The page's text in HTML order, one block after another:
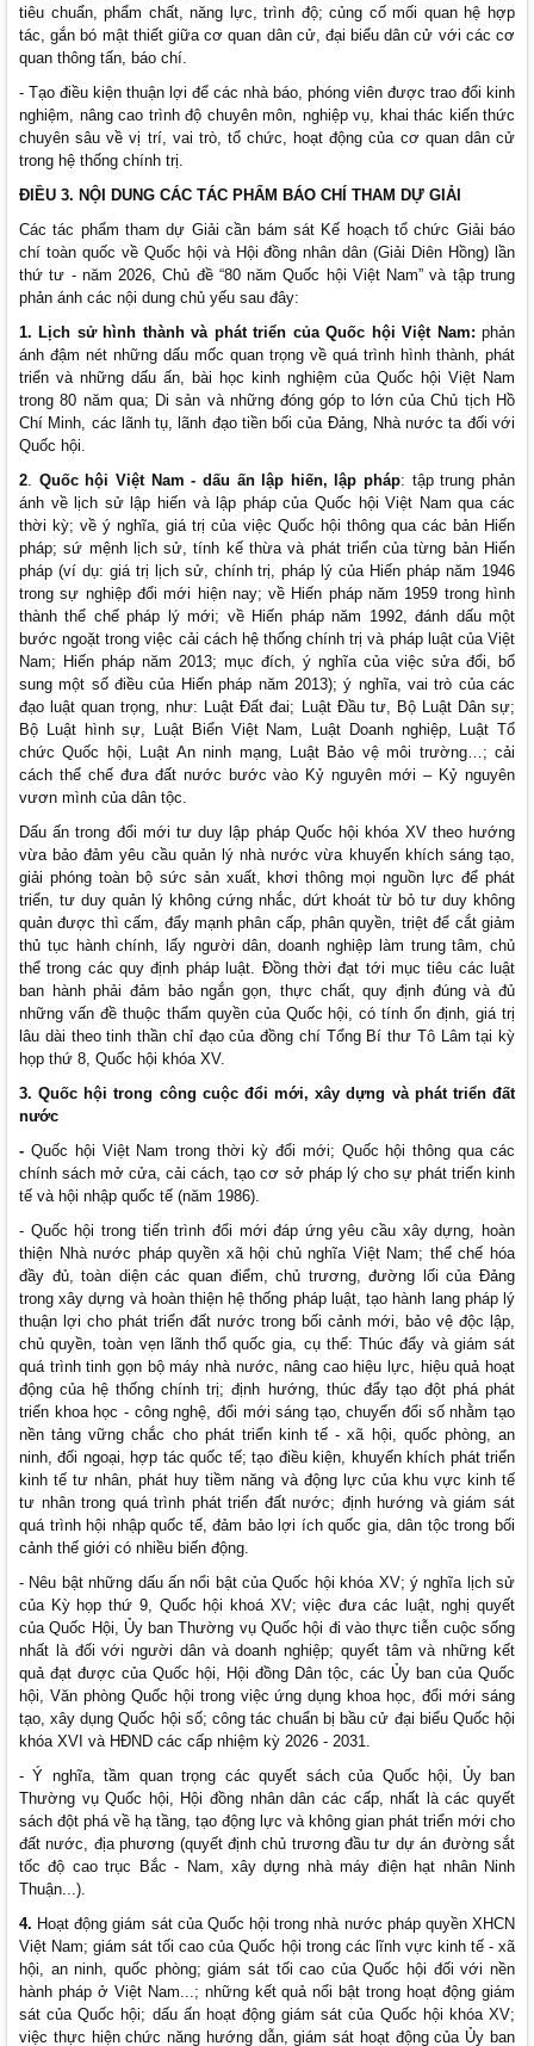
tiêu chuẩn, phẩm chất, năng lực, trình độ; củng cố mối quan hệ hợp
tác, gắn bó mật thiết giữa cơ quan dân cử, đại biểu dân cử với các cơ
quan thông tấn, báo chí.
- Tạo điều kiện thuận lợi để các nhà báo, phóng viên được trao đổi kinh
nghiệm, nâng cao trình độ chuyên môn, nghiệp vụ, khai thác kiến thức
chuyên sâu về vị trí, vai trò, tổ chức, hoạt động của cơ quan dân cử
trong hệ thống chính trị.
ĐIỀU 3. NỘI DUNG CÁC TÁC PHẨM BÁO CHÍ THAM DỰ GIẢI
Các tác phẩm tham dự Giải cần bám sát Kế hoạch tổ chức Giải báo
chí toàn quốc về Quốc hội và Hội đồng nhân dân (Giải Diên Hồng) lần
thứ tư - năm 2026, Chủ đề “80 năm Quốc hội Việt Nam” và tập trung
phản ánh các nội dung chủ yếu sau đây:
1. Lịch sử hình thành và phát triển của Quốc hội Việt Nam:phản
ánh đậm nét những dấu mốc quan trọng về quá trình hình thành, phát
triển và những dấu ấn, bài học kinh nghiệm của Quốc hội Việt Nam
trong 80 năm qua; Di sản và những đóng góp to lớn của Chủ tịch Hồ
Chí Minh, các lãnh tụ, lãnh đạo tiền bối của Đảng, Nhà nước ta đối với
Quốc hội.
2
Quốc hội Việt Nam - dấu ấn lập hiến, lập pháp: tập trung phản
ánh về lịch sử lập hiến và lập pháp của Quốc hội Việt Nam qua các
thời kỳ; về ý nghĩa, giá trị của việc Quốc hội thông qua các bản Hiến
pháp; sứ mệnh lịch sử, tính kế thừa và phát triển của từng bản Hiến
pháp (ví dụ: giá trị lịch sử, chính trị, pháp lý của Hiến pháp năm 1946
trong sự nghiệp đổi mới hiện nay; về Hiến pháp năm 1959 trong hình
thành thể chế pháp lý mới; về Hiến pháp năm 1992, đánh dấu một
bước ngoặt trong việc cải cách hệ thống chính trị và pháp luật của Việt
Nam; Hiến pháp năm 2013; mục đích, ý nghĩa của việc sửa đổi, bổ
sung một số điều của Hiến pháp năm 2013); ý nghĩa, vai trò của các
đạo luật quan trọng, như: Luật Đất đai; Luật Đầu tư, Bộ Luật Dân sự;
Bộ Luật hình sự, Luật Biển Việt Nam, Luật Doanh nghiệp, Luật Tổ
chức Quốc hội, Luật An ninh mạng, Luật Bảo vệ môi trường…; cải
cách thể chế đưa đất nước bước vào Kỷ nguyên mới – Kỷ nguyên
vươn mình của dân tộc.
Dấu ấn trong đổi mới tư duy lập pháp Quốc hội khóa XV theo hướng
vừa bảo đảm yêu cầu quản lý nhà nước vừa khuyến khích sáng tạo,
giải phóng toàn bộ sức sản xuất, khơi thông mọi nguồn lực để phát
triển, tư duy quản lý không cứng nhắc, dứt khoát từ bỏ tư duy không
quản được thì cấm, đẩy mạnh phân cấp, phân quyền, triệt để cắt giảm
thủ tục hành chính, lấy người dân, doanh nghiệp làm trung tâm, chủ
thể trong các quy định pháp luật. Đồng thời đạt tới mục tiêu các luật
ban hành phải đảm bảo ngắn gọn, thực chất, quy định đúng và đủ
những vấn đề thuộc thẩm quyền của Quốc hội, có tính ổn định, giá trị
lâu dài theo tinh thần chỉ đạo của đồng chí Tổng Bí thư Tô Lâm tại kỳ
họp thứ 8, Quốc hội khóa XV.
3. Quốc hội trong công cuộc đổi mới, xây dựng và phát triển đất
nước
- Quốc hội Việt Nam trong thời kỳ đổi mới; Quốc hội thông qua các
chính sách mở cửa, cải cách, tạo cơ sở pháp lý cho sự phát triển kinh
tế và hội nhập quốc tế (năm 1986).
- Quốc hội trong tiến trình đổi mới đáp ứng yêu cầu xây dựng, hoàn
thiện Nhà nước pháp quyền xã hội chủ nghĩa Việt Nam; thể chế hóa
đầy đủ, toàn diện các quan điểm, chủ trương, đường lối của Đảng
trong xây dựng và hoàn thiện hệ thống pháp luật, tạo hành lang pháp lý
thuận lợi cho phát triển đất nước trong bối cảnh mới, bảo vệ độc lập,
chủ quyền, toàn vẹn lãnh thổ quốc gia, cụ thể: Thúc đẩy và giám sát
quá trình tinh gọn bộ máy nhà nước, nâng cao hiệu lực, hiệu quả hoạt
động của hệ thống chính trị; định hướng, thúc đẩy tạo đột phá phát
triển khoa học - công nghệ, đổi mới sáng tạo, chuyển đổi số nhằm tạo
nền tảng vững chắc cho phát triển kinh tế - xã hội, quốc phòng, an
ninh, đối ngoại, hợp tác quốc tế; tạo điều kiện, khuyến khích phát triển
kinh tế tư nhân, phát huy tiềm năng và động lực của khu vực kinh tế
tư nhân trong quá trình phát triển đất nước; định hướng và giám sát
quá trình hội nhập quốc tế, đảm bảo lợi ích quốc gia, dân tộc trong bối
cảnh thế giới có nhiều biến động.
- Nêu bật những dấu ấn nổi bật của Quốc hội khóa XV; ý nghĩa lịch sử
của Kỳ họp thứ 9, Quốc hội khoá XV; việc đưa các luật, nghị quyết
của Quốc Hội, Ủy ban Thường vụ Quốc hội đi vào thực tiễn cuộc sống
nhất là đối với người dân và doanh nghiệp; quyết tâm và những kết
quả đạt được của Quốc hội, Hội đồng Dân tộc, các Ủy ban của Quốc
hội, Văn phòng Quốc hội trong việc ứng dụng khoa học, đổi mới sáng
tạo, xây dụng Quốc hội số; công tác chuẩn bị bầu cử đại biểu Quốc hội
khóa XVI và HĐND các cấp nhiệm kỳ 2026 - 2031.
- Ý nghĩa, tầm quan trọng các quyết sách của Quốc hội, Ủy ban
Thường vụ Quốc hội, Hội đồng nhân dân các cấp, nhất là các quyết
sách đột phá về hạ tầng, tạo động lực và không gian phát triển mới cho
đất nước, địa phương (quyết định chủ trương đầu tư dự án đường sắt
tốc độ cao trục Bắc - Nam, xây dựng nhà máy điện hạt nhân Ninh
Thuận...).
4. Hoạt động giám sát của Quốc hội trong nhà nước pháp quyền XHCN
Việt Nam; giám sát tối cao của Quốc hội trong các lĩnh vực kinh tế - xã
hội, an ninh, quốc phòng; giám sát tối cao của Quốc hội đối với nền
hành pháp ở Việt Nam...; những kết quả nổi bật trong hoạt động giám
sát của Quốc hội; dấu ấn hoạt động giám sát của Quốc hội khóa XV;
việc thực hiện chức năng hướng dẫn, giám sát hoạt động của Ủy ban